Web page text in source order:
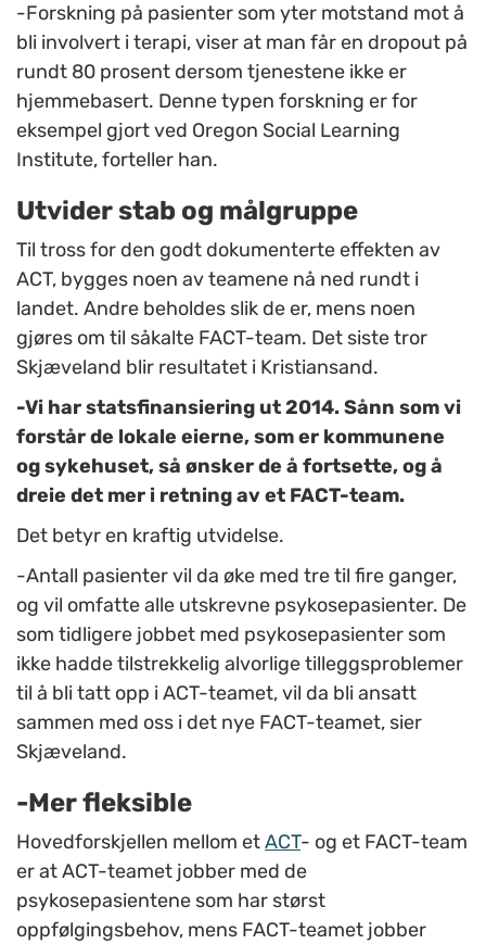
-Forskning på pasienter som yter motstand mot å
bli involvert i terapi, viser at man får en dropout på
rundt 80 prosent dersom tjenestene ikke er
hjemmebasert. Denne typen forskning er for
eksempel gjort ved Oregon Social Learning
Institute, forteller han.
Utvider stab og målgruppe
Til tross for den godt dokumenterte effekten av
ACT, bygges noen av teamene nå ned rundt i
landet. Andre beholdes slik de er, mens noen
gjøres om til såkalte FACT-team. Det siste tror
Skjæveland blir resultatet i Kristiansand.
-Vi har statsfinansiering ut 2014. Sånn som vi
forstår de lokale eierne, som er kommunene
og sykehuset, så ønsker de å fortsette, og å
dreie det mer i retning av et FACT-team.
Det betyr en kraftig utvidelse.
-Antall pasienter vil da øke med tre til fire ganger,
og vil omfatte alle utskrevne psykosepasienter. De
som tidligere jobbet med psykosepasienter som
ikke hadde tilstrekkelig alvorlige tilleggsproblemer
til å bli tatt opp i ACT-teamet, vil da bli ansatt
sammen med oss i det nye FACT-teamet, sier
Skjæveland.
-Mer fleksible
Hovedforskjellen mellom etACT- og et FACT-team
er at ACT-teamet jobber med de
psykosepasientene som har størst
oppfølgingsbehov, mens FACT-teamet jobber